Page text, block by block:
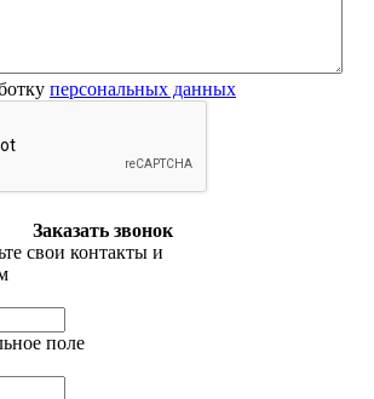
персональных данных
Заказать звонок
свои контакты и
поле